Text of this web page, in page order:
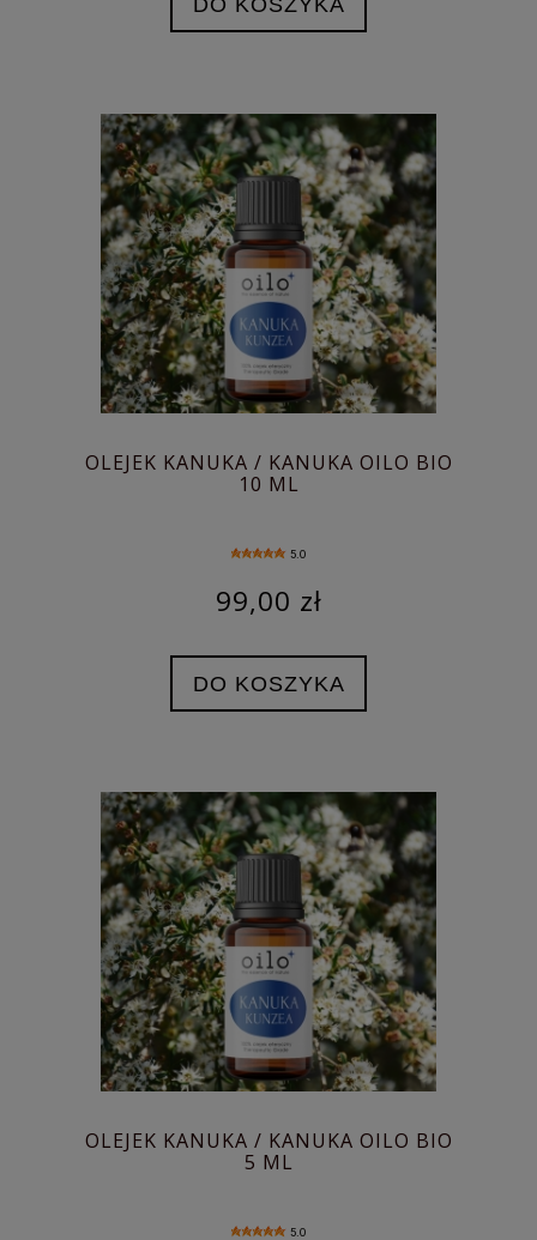
OLEJEK KANUKA / KANUKA OILO BIO
10 ML
5.0
99,00 zł
DO KOSZYKA
OLEJEK KANUKA / KANUKA OILO BIO
5 ML
5.0